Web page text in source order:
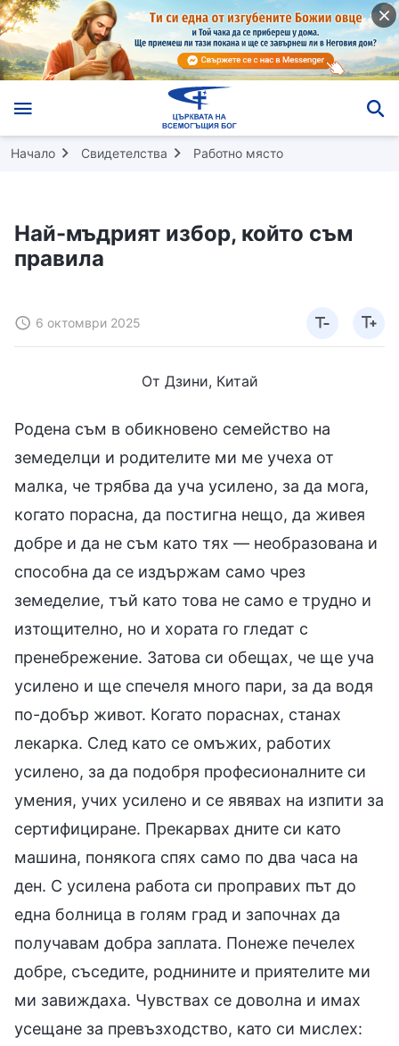
Начало Свидетелства Работно място
Най-мъдрият избор, който съм
правила
6 октомври 2025
От Дзини, Китай
Родена съм в обикновено семейство на
земеделци и родителите ми ме учеха от
малка, че трябва да уча усилено, за да мога,
когато порасна, да постигна нещо, да живея
добре и да не съм като тях — необразована и
способна да се издържам само чрез
земеделие, тъй като това не само е трудно и
изтощително, но и хората го гледат с
пренебрежение. Затова си обещах, че ще уча
усилено и ще спечеля много пари, за да водя
по-добър живот. Когато пораснах, станах
лекарка. След като се омъжих, работих
усилено, за да подобря професионалните си
умения, учих усилено и се явявах на изпити за
сертифициране. Прекарвах дните си като
машина, понякога спях само по два часа на
ден. С усилена работа си проправих път до
една болница в голям град и започнах да
получавам добра заплата. Понеже печелех
добре, съседите, роднините и приятелите ми
ми завиждаха. Чувствах се доволна и имах
усещане за превъзходство, като си мислех: